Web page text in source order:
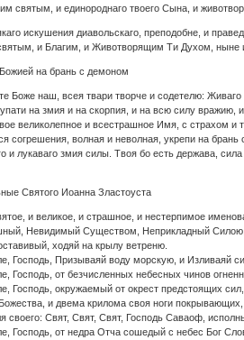
святым, и единороднаго твоего Сына, и
искушения диавольскаго, преподобне, и
и Благим, и Животворящим Ти Духом, ныне
на брань с демоном
Боже наш, всея твари творче и содетелю:
на змия и на скорпия, и на всю силу
великолепное и всестрашное Имя, с страхом
согрешения, волная и неволная, укрепи на
и лукаваго змия силы. Твоя бо есть держава,
Святого Иоанна Зластоуста
и великое, и страшное, и нестерпимое
Невидимый Существом, Неприкладный
ходяй на крылу ветреню.
Господь, Призываяй воду морскую, и Изливаяй
Господь, от безчисленных небесных чинов
Господь, окружаемый от окрест предстоящих
и двема крилома своя ноги
своего: Свят, Свят, Свят, Господь Саваоф,
Господь, от недра Отча сошедый с небес Бог